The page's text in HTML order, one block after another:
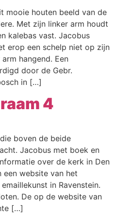
mooie houten beeld van de
Met zijn linker arm houdt
kalebas vast. Jacobus
erop een schelp niet op zijn
hangend. Een
door de Gebr.
in […]
4
boven de beide
Jacobus met boek en
over de kerk in Den
een website van het
in Ravenstein.
De op de website van
[…]